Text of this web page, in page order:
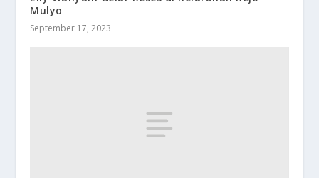
Mulyo
September 17, 2023